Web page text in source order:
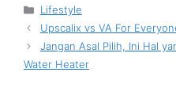
Kategori
Lifestyle
Upscalix vs VA For
Jangan Asal Pilih, Ini Hal
Water Heater